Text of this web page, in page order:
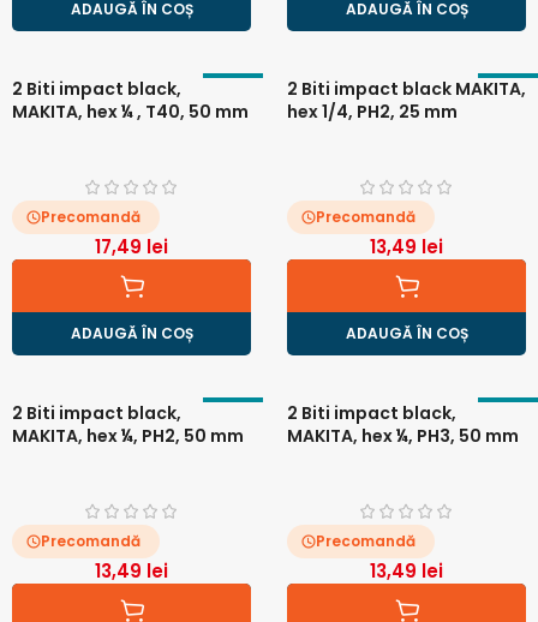
ADAUGĂ ÎN COȘ ADAUGĂ ÎN COȘ
2 Biti impact black,
MAKITA, hex ¼ , T40, 50 mm
Precomandă
17,49 lei
ADAUGĂ ÎN COȘ
2 Biti impact black MAKITA,
hex 1/4, PH2, 25 mm
Precomandă
13,49 lei
ADAUGĂ ÎN COȘ
2 Biti impact black,
MAKITA, hex ¼, PH2, 50 mm
Precomandă
13,49 lei
2 Biti impact black,
MAKITA, hex ¼, PH3, 50 mm
Precomandă
13,49 lei